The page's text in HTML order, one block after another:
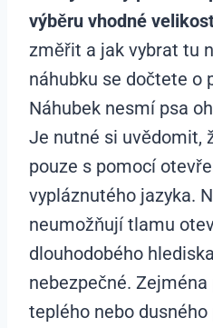
výběru vhodné
změřit a jak vybrat tu
náhubku se dočtete o
Náhubek nesmí psa
Je nutné si uvědomit,
pouze s pomocí
vypláznutého jazyka.
neumožňují tlamu
dlouhodobého
nebezpečné.
teplého nebo